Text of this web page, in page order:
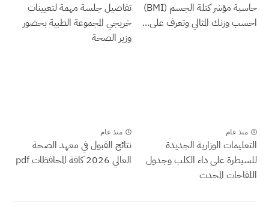
حاسبة مؤشر كتلة الجسم (BMI)
احسب وزنك المثالي وتعرف على...
تفاصيل جلسة مهمة لتعيينات
خريجي المجموعة الطبية بحضور
وزير الصحة
منذ عام
التعليمات الوزارية الجديدة
للسيطرة على داء الكلب وجدول
اللقاحات المحدث
منذ عام
نتائج القبول في معهد الصحة
العالي 2026 كافة المحافظات pdf